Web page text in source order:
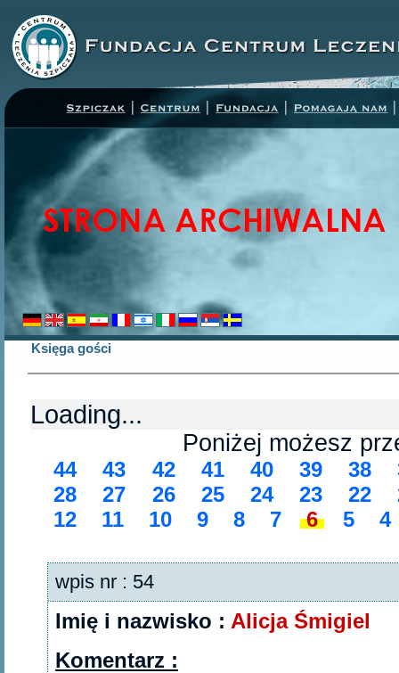
Księga gości
Loading...
Poniżej możesz
44 43 42 41 40 39 38
28
27 26 25 24 23 22
12
11 10 9 8 7 6 5 4
wpis nr : 54
Imię i nazwisko : Alicja Śmigiel
Komentarz :